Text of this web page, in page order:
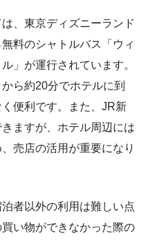
、東京ディズニーランド
料のシャトルバス「ウィ
」が運行されています。
ら約20分でホテルに到
便利です。また、JR新
ますが、ホテル周辺には
売店の活用が重要になり
者以外の利用は難しい点
い物ができなかった際の